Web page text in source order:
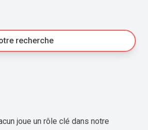
recherche
joue un rôle clé dans notre